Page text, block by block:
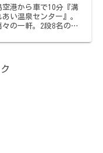
空港から車で10分『溝
あい温泉センター』。
々の一軒。2段8名の遠
ト愛用の常連さん、横
休、入浴380円。レンタ